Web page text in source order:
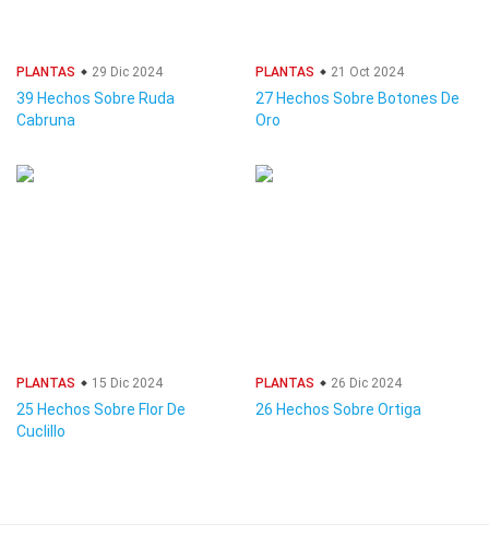
PLANTAS 29 Dic 2024
39 Hechos Sobre Ruda
Cabruna
PLANTAS 21 Oct 2024
27 Hechos Sobre Botones De
Oro
PLANTAS 15 Dic 2024
25 Hechos Sobre Flor De
Cuclillo
PLANTAS 26 Dic 2024
26 Hechos Sobre Ortiga